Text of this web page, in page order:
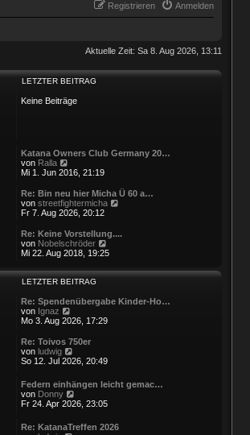
Anmelden
Registrieren
Aktuelle Zeit: Sa 8. Aug 2026, 13:11
LETZTER BEITRAG
Keine Beiträge
Katana Owners Club Germany 20…
von Ralla
e
e
s
t
r
B
e
i
r
a
Mi 1. Jun 2016, 21:19
Re: Bin neu hier Micha Ü 60 a…
von streetfightermicha
r
i
Fr 7. Aug 2026, 20:12
Re: Keine Vorstellung....
von Nobelschröder
e
e
e
B
r
Mi 22. Aug 2018, 19:25
LETZTER BEITRAG
Re: Spendenübergabe Kinder-Ho…
von Ignaz
e
e
s
t
B
e
i
r
Mo 3. Aug 2026, 17:29
Re: Toivos 750er
von ludwig
e
e
s
t
e
B
So 12. Jul 2026, 20:49
Federn einhängen leicht gemac…
von Donny
e
s
Fr 24. Apr 2026, 23:05
Re: KatanaTreffen 2026